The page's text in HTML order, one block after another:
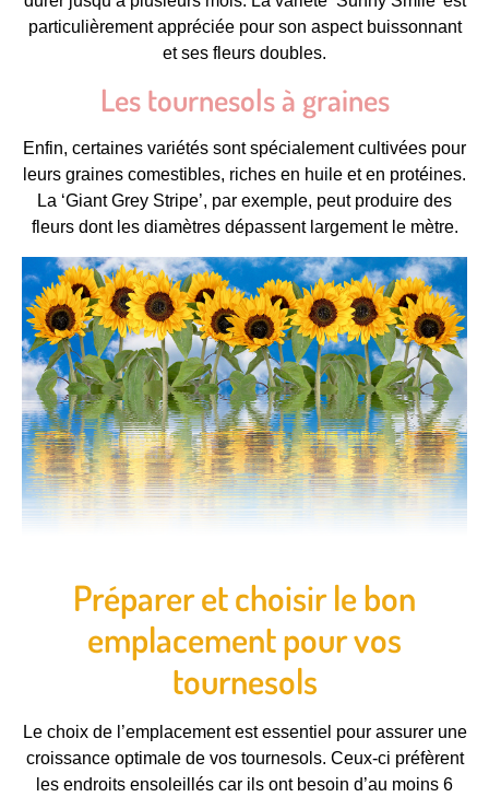
particulièrement appréciée pour son aspect buissonnant
et ses fleurs doubles.
Les tournesols à graines
Enfin, certaines variétés sont spécialement cultivées pour
leurs graines comestibles, riches en huile et en protéines.
La ‘Giant Grey Stripe’, par exemple, peut produire des
fleurs dont les diamètres dépassent largement le mètre.
Préparer et choisir le bon
emplacement pour vos
tournesols
Le choix de l’emplacement est essentiel pour assurer une
croissance optimale de vos tournesols. Ceux-ci préfèrent
les endroits ensoleillés car ils ont besoin d’au moins 6